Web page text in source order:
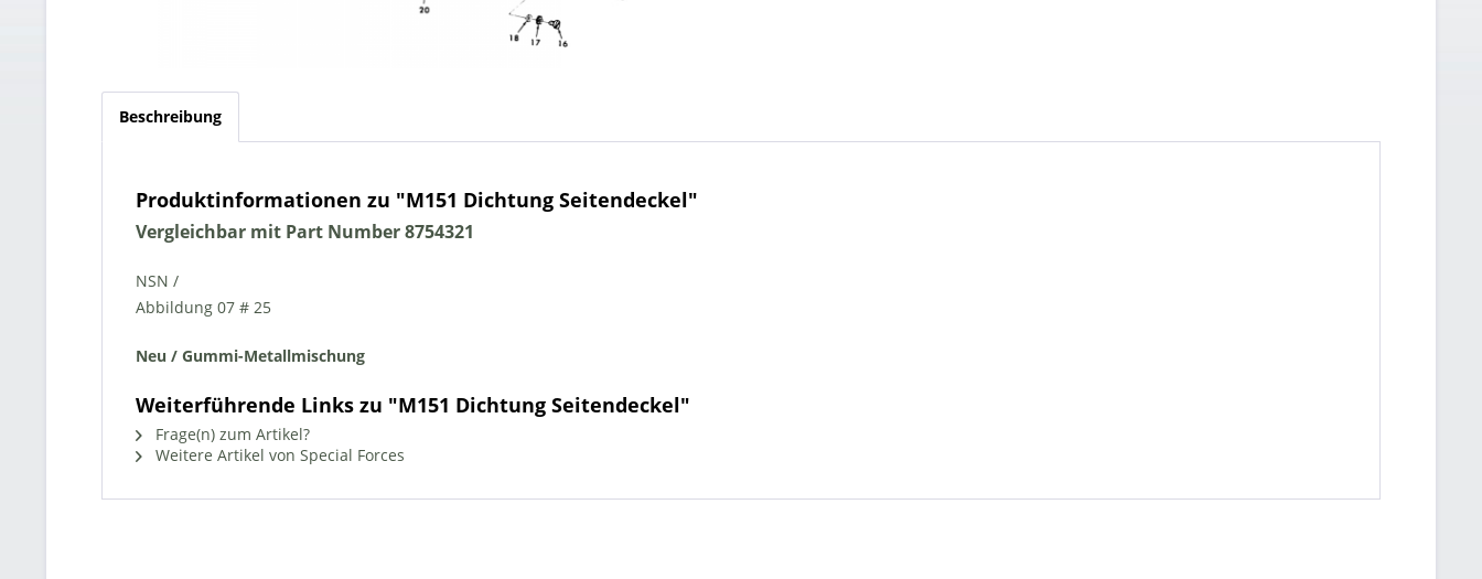
Beschreibung
Produktinformationen zu "M151 Dichtung Seitendeckel"
Vergleichbar mit Part Number 8754321
NSN /
Abbildung 07 # 25
Neu / Gummi-Metallmischung
Weiterführende Links zu "M151 Dichtung Seitendeckel"
Frage(n) zum Artikel?
Weitere Artikel von Special Forces